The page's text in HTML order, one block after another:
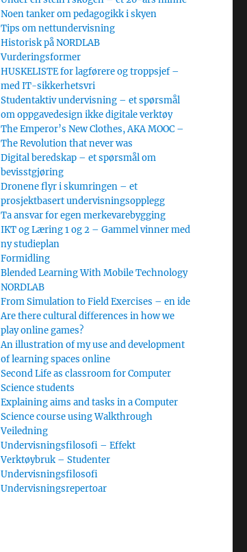
Noen tanker om pedagogikk i skyen
Tips om nettundervisning
Historisk på NORDLAB
Vurderingsformer
HUSKELISTE for lagførere og troppsjef –
med IT-sikkerhetsvri
Studentaktiv undervisning – et spørsmål
om oppgavedesign ikke digitale verktøy
The Emperor’s New Clothes, AKA MOOC –
The Revolution that never was
Digital beredskap – et spørsmål om
bevisstgjøring
Dronene flyr i skumringen – et
prosjektbasert undervisningsopplegg
Ta ansvar for egen merkevarebygging
IKT og Læring 1 og 2 – Gammel vinner med
ny studieplan
Formidling
Blended Learning With Mobile Technology
NORDLAB
From Simulation to Field Exercises – en ide
Are there cultural differences in how we
play online games?
An illustration of my use and development
of learning spaces online
Second Life as classroom for Computer
Science students
Explaining aims and tasks in a Computer
Science course using Walkthrough
Veiledning
Undervisningsfilosofi – Effekt
Verktøybruk – Studenter
Undervisningsfilosofi
Undervisningsrepertoar